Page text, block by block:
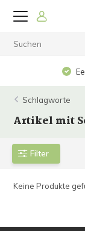
Schlagworte
Artikel mit
Filter
Keine Produkte